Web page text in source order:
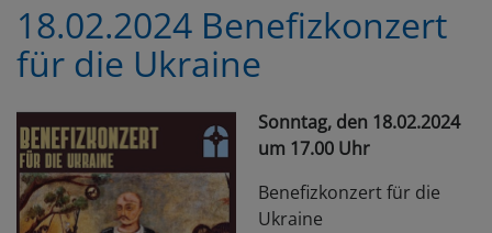
18.02.2024 Benefizkonzert
für die Ukraine
Sonntag, den 18.02.2024
um 17.00 Uhr
Benefizkonzert für die
Ukraine